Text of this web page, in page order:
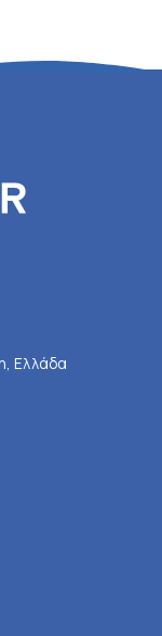
Ελλάδα